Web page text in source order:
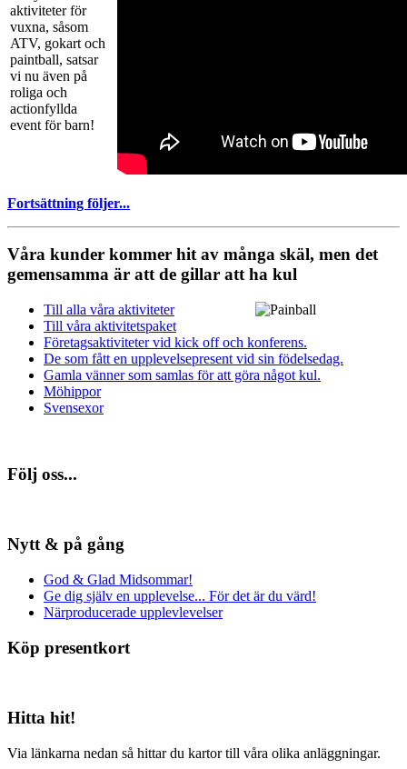
aktiviteter för
vuxna, såsom
ATV, gokart och
paintball, satsar
vi nu även på
roliga och
actionfyllda
event för barn!
Fortsättning följer...
Våra kunder kommer hit av många skäl, men det
gemensamma är att de gillar att ha kul
Till alla våra aktiviteter
Till våra aktivitetspaket
Företagsaktiviteter vid kick off och konferens.
De som fått en upplevelsepresent vid sin födelsedag.
Gamla vänner som samlas för att göra något kul.
Möhippor
Svensexor
Följ oss...
Nytt & på gång
God & Glad Midsommar!
Ge dig själv en upplevelse... För det är du värd!
Närproducerade upplevlevelser
Köp presentkort
Hitta hit!
Via länkarna nedan så hittar du kartor till våra olika anläggningar.